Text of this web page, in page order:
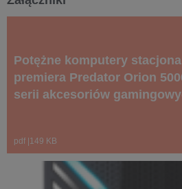
Potężne komputery stacjonarne dla graczy -
premiera Predator Orion
serii akcesoriów
pdf |149 KB